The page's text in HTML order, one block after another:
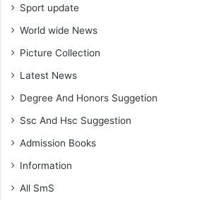
Sport update
World wide News
Picture Collection
Latest News
Degree And Honors Suggetion
Ssc And Hsc Suggestion
Admission Books
Information
All SmS